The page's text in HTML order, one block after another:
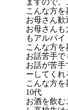
こんな方
お母さん歓
お母さん
もアルバイ
こんな方
お話苦手で
お話が苦手
ーしてくれ
こんな方
10代
お酒を飲